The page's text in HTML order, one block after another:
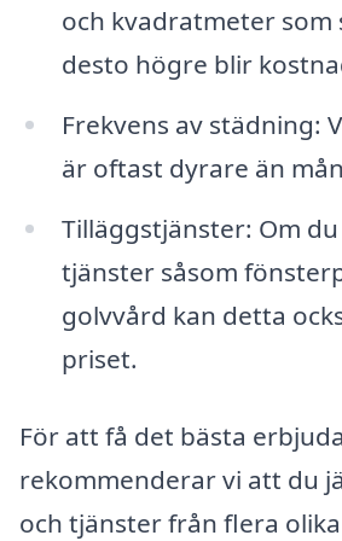
och kvadratmeter som
desto högre blir
Frekvens av städning:
är oftast dyrare än
Tilläggstjänster: Om
tjänster såsom
golvvård kan detta
priset.
För att få det bästa
rekommenderar vi att du
och tjänster från flera